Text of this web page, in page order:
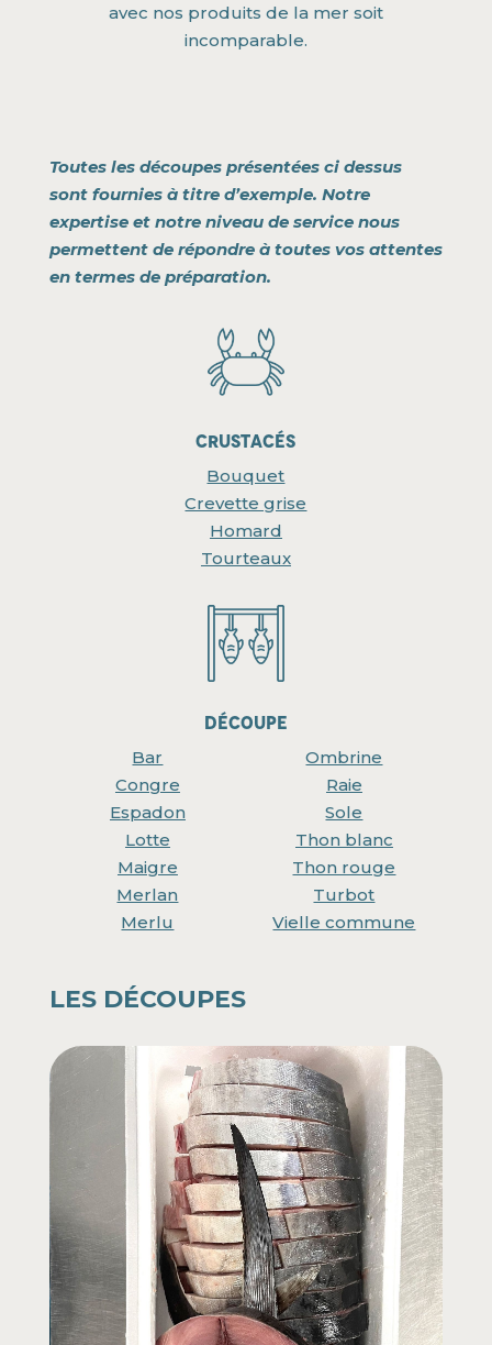
avec nos produits de la mer soit
incomparable.
Toutes les découpes présentées ci dessus
sont fournies à titre d’exemple. Notre
expertise et notre niveau de service nous
permettent de répondre à toutes vos attentes
en termes de préparation.
Crustacés
Bouquet
Crevette grise
Homard
Tourteaux
Découpe
Bar
Congre
Espadon
Lotte
Maigre
Merlan
Merlu
Ombrine
Raie
Sole
Thon blanc
Thon rouge
Turbot
Vielle commune
LES DÉCOUPES